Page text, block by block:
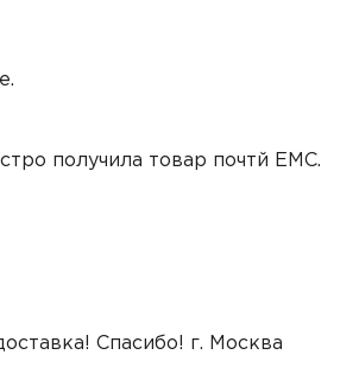
получила товар почтй ЕМС.
Спасибо! г. Москва